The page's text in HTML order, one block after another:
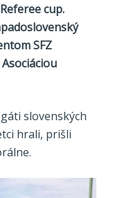
cup.
SFZ
slovenských
hrali, prišli